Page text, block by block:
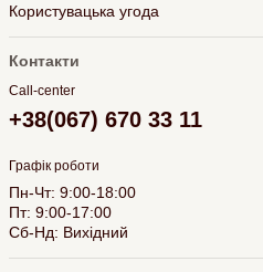
Користувацька угода
Контакти
Call-center
+38(067) 670 33 11
Графік роботи
Пн-Чт: 9:00-18:00
Пт: 9:00-17:00
Сб-Нд: Вихідний